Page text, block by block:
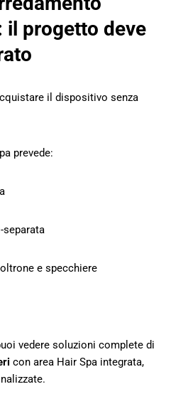
il progetto deve
il dispositivo senza
prevede:
separata
e specchiere
vedere soluzioni complete di
con area Hair Spa integrata,